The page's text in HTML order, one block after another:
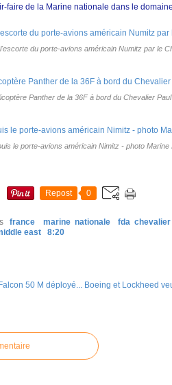
faire de la Marine nationale dans le
du porte-avions américain Numitz par le
Panther de la 36F à bord du Chevalier Paul
le porte-avions américain Nimitz - photo Marine
Repost 0
france marine nationale fda chevalier
east
8:20
50 M déployé... Boeing et Lockheed